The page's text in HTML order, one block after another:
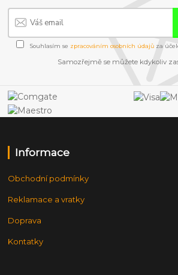
Souhlasím se zpracováním osobních údajůza
Samozřejmě se můžete kdykoliv
Informace
Obchodní podmínky
Reklamace a vratky
Doprava
Kontatky